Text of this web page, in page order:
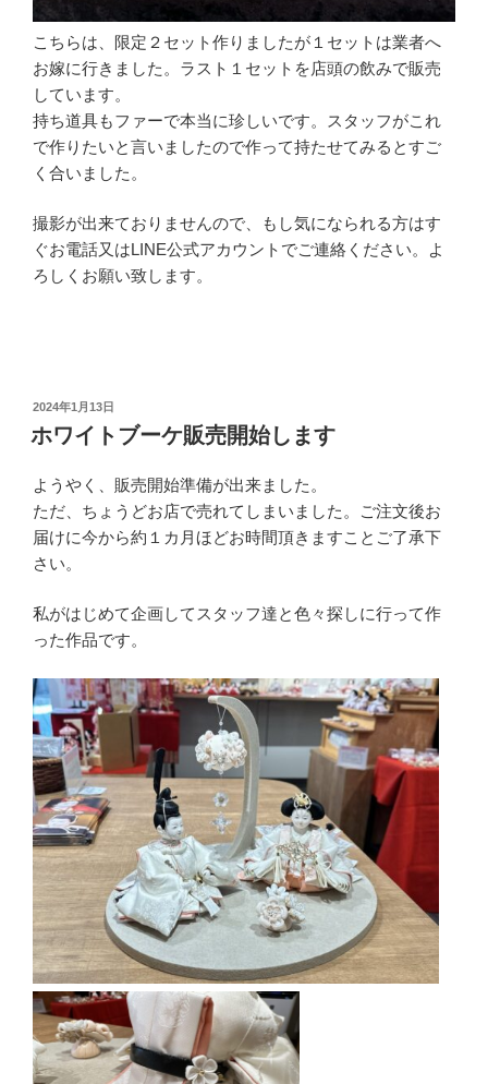
こちらは、限定２セット作りましたが１セットは業者へ
お嫁に行きました。ラスト１セットを店頭の飲みで販売
しています。
持ち道具もファーで本当に珍しいです。スタッフがこれ
で作りたいと言いましたので作って持たせてみるとすご
く合いました。
撮影が出来ておりませんので、もし気になられる方はす
ぐお電話又はLINE公式アカウントでご連絡ください。よ
ろしくお願い致します。
投
稿
日:
2024年1月13日
ホワイトブーケ販売開始します
ようやく、販売開始準備が出来ました。
ただ、ちょうどお店で売れてしまいました。ご注文後お
届けに今から約１カ月ほどお時間頂きますことご了承下
さい。
私がはじめて企画してスタッフ達と色々探しに行って作
った作品です。